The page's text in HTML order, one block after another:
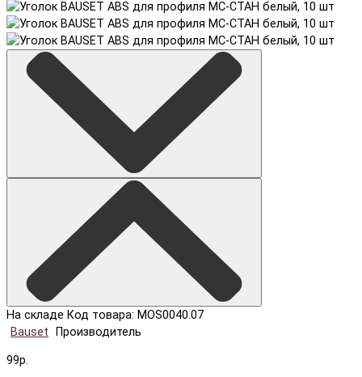
На складе Код товара: MOS0040.07
Bauset
Производитель
99р.